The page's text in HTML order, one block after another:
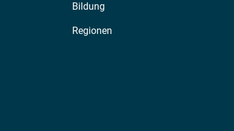
Bildung
Regionen